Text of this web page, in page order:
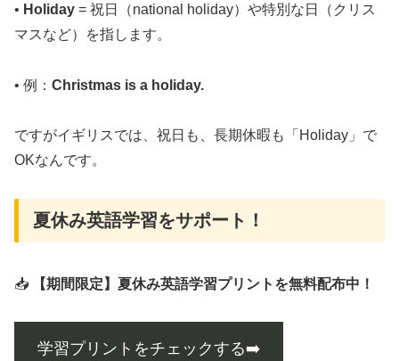
• Holiday = 祝日（national holiday）や特別な日（クリス
マスなど）を指します。
• 例： Christmas is a holiday.
ですがイギリスでは、祝日も、長期休暇も「Holiday」で
OKなんです。
夏休み英語学習をサポート！
📥 【期間限定】夏休み英語学習プリントを無料配布中！
学習プリントをチェックする➡️